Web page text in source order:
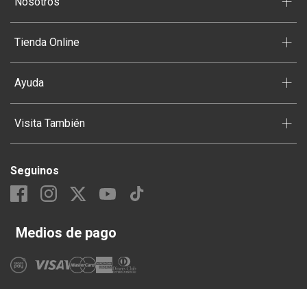
Tienda Online +
Ayuda +
Visita También +
Seguinos
Medios de pago